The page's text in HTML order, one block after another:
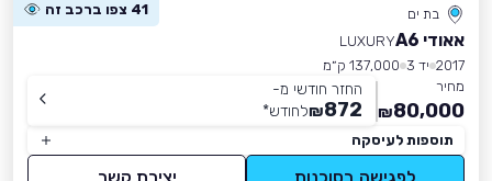
בת ים 41 צפו ברכב זה
אאודי A6
LUXURY
2017 יד 3
137,000 ק״מ
מחיר
80,000
₪
החזר חודשי מ-
872
₪לחודש*
תוספות לעיסקה